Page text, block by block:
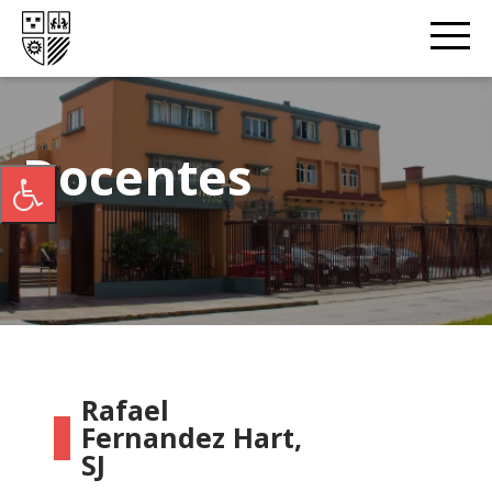
Docentes
Rafael
Fernandez Hart,
SJ